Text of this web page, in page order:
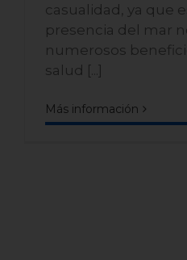
casualidad, ya que
presencia del mar
numerosos
salud [...]
Más información